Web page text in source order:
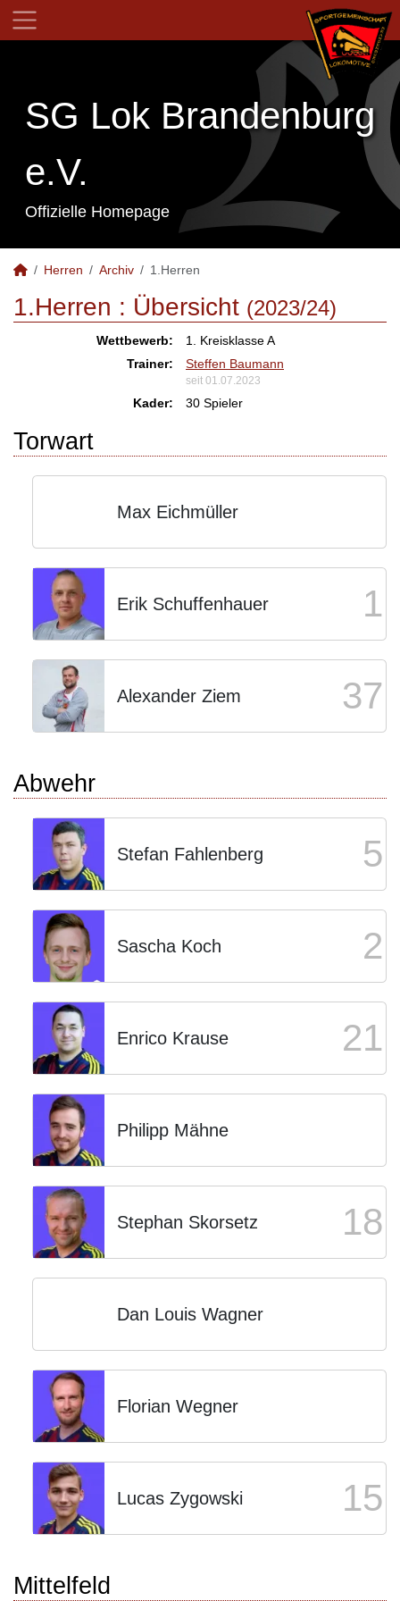
SG Lok Brandenburg
e.V.
Offizielle Homepage
Herren Archiv 1.Herren
1.Herren : Übersicht (2023/24)
Wettbewerb:
1. Kreisklasse A
Trainer:
Steffen Baumann
seit 01.07.2023
Kader: 30 Spieler
Torwart
Max Eichmüller
Erik Schuffenhauer 1
Alexander Ziem 37
Abwehr
Stefan Fahlenberg 5
Sascha Koch 2
Enrico Krause 21
Philipp Mähne
Stephan Skorsetz 18
Dan Louis Wagner
Florian Wegner
Lucas Zygowski 15
Mittelfeld